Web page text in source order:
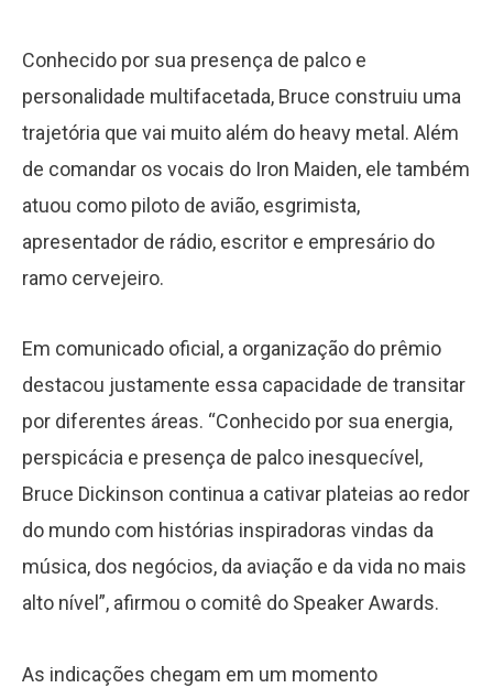
Conhecido por sua presença de palco e
personalidade multifacetada, Bruce construiu uma
trajetória que vai muito além do heavy metal. Além
de comandar os vocais do Iron Maiden, ele também
atuou como piloto de avião, esgrimista,
apresentador de rádio, escritor e empresário do
ramo cervejeiro.
Em comunicado oficial, a organização do prêmio
destacou justamente essa capacidade de transitar
por diferentes áreas. “Conhecido por sua energia,
perspicácia e presença de palco inesquecível,
Bruce Dickinson continua a cativar plateias ao redor
do mundo com histórias inspiradoras vindas da
música, dos negócios, da aviação e da vida no mais
alto nível”, afirmou o comitê do Speaker Awards.
As indicações chegam em um momento